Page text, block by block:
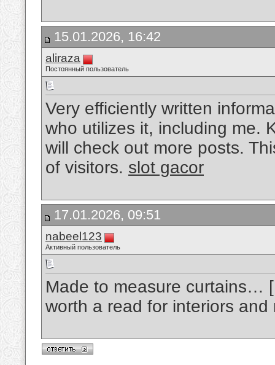
15.01.2026, 16:42
aliraza
Постоянный пользователь
Very efficiently written
who utilizes it, including me.
will check out more posts.
of visitors. slot gacor
17.01.2026, 09:51
nabeel123
Активный пользователь
Made to measure curtains…
worth a read for interiors